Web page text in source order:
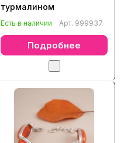
турмалином
Есть в наличии Арт. 999937
Подробнее